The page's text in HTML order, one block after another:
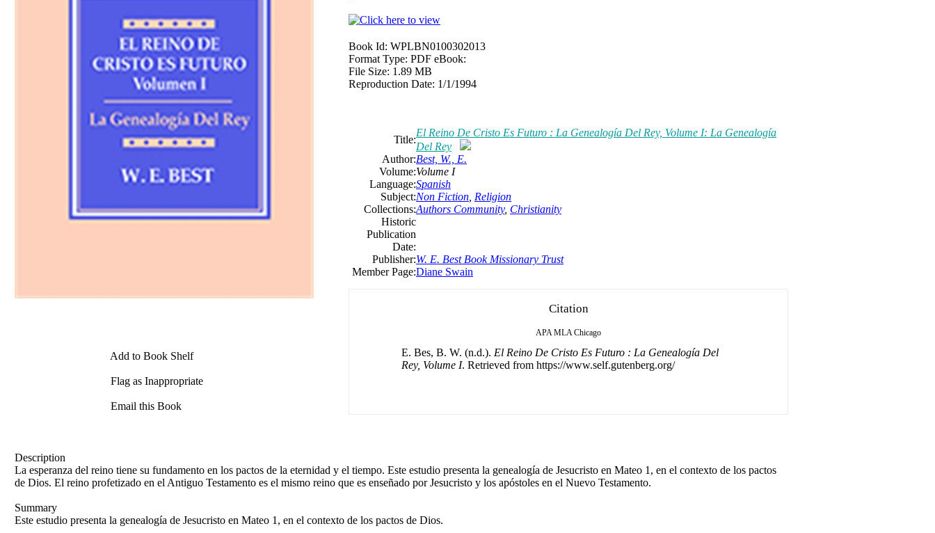
Add to Book Shelf
Flag as Inappropriate
Email this Book
Book Id: WPLBN0100302013
Format Type: PDF eBook:
File Size: 1.89 MB
Reproduction Date: 1/1/1994
Title:
El Reino De Cristo Es Futuro : La Genealogía Del Rey, Volume I: La Genealogía
Del Rey
Author:Best, W., E.
Volume:Volume I
Language:Spanish
Subject:Non Fiction Religion
Collections:Authors Community, Christianity
Historic
Publication
Date:
Publisher:W. E. Best Book Missionary Trust
Member Page:Diane Swain
Citation
APA MLA Chicago
E. Bes, B. W. (n.d.). El Reino De Cristo Es Futuro : La Genealogía Del
Rey, Volume I. Retrieved from https://www.self.gutenberg.org/
Description
La esperanza del reino tiene su fundamento en los pactos de la eternidad y el tiempo. Este estudio presenta la genealogía de Jesucristo en Mateo 1, en el contexto de los pactos
de Dios. El reino profetizado en el Antiguo Testamento es el mismo reino que es enseñado por Jesucristo y los apóstoles en el Nuevo Testamento.
Summary
Este estudio presenta la genealogía de Jesucristo en Mateo 1, en el contexto de los pactos de Dios.